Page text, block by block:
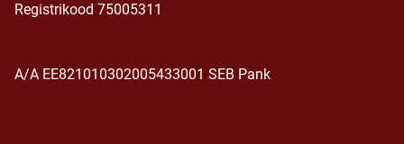
Registrikood 75005311
A/A EE821010302005433001 SEB Pank